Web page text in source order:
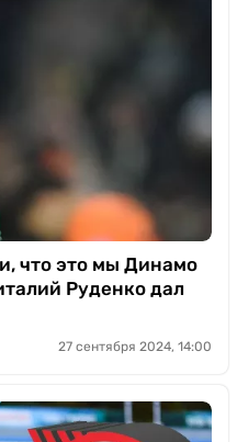
что это мы Динамо
Руденко дал
27 сентября 2024, 14:00